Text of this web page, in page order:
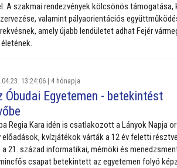
A szakmai rendezvények kölcsönös támogatása,
valamint pályaorientációs
amely újabb lendületet adhat Fejér
13:24:06 | 4 hónapja
Óbudai Egyetemen - betekintést
Regia Kara idén is csatlakozott a Lányok Napja
kvízjátékok várták a 12 év feletti
21. század informatikai, mérnöki és
csapat betekintett az egyetemen folyó